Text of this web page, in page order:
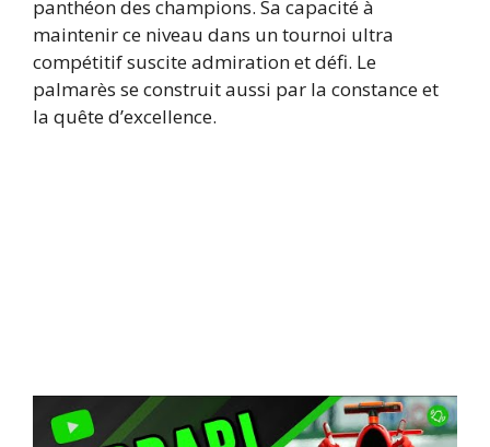
panthéon des champions. Sa capacité à
maintenir ce niveau dans un tournoi ultra
compétitif suscite admiration et défi. Le
palmarès se construit aussi par la constance et
la quête d’excellence.